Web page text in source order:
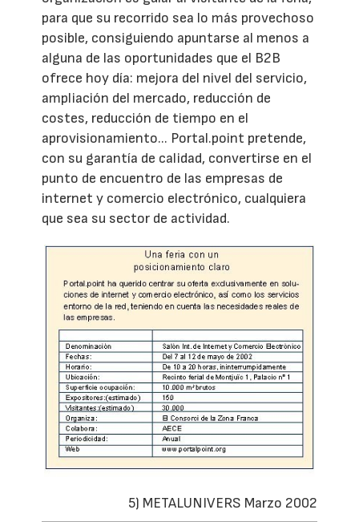
para que su recorrido sea lo más provechoso
posible, consiguiendo apuntarse al menos a
alguna de las oportunidades que el B2B
ofrece hoy día: mejora del nivel del servicio,
ampliación del mercado, reducción de
costes, reducción de tiempo en el
aprovisionamiento... Portal.point pretende,
con su garantía de calidad, convertirse en el
punto de encuentro de las empresas de
internet y comercio electrónico, cualquiera
que sea su sector de actividad.
5) METALUNIVERS Marzo 2002